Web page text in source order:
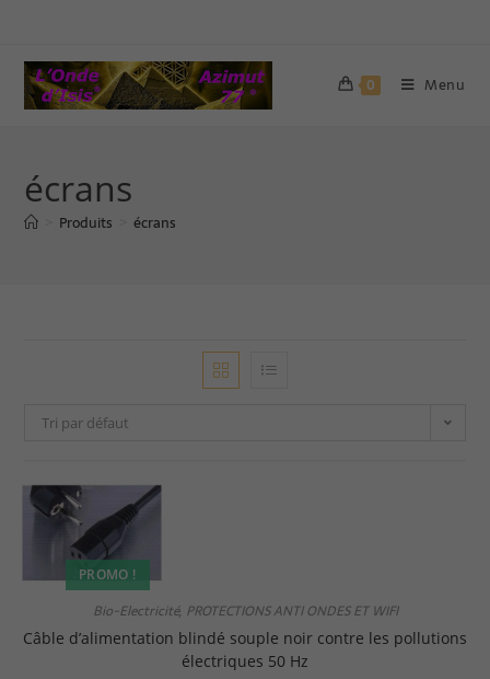
0 Menu
écrans
Produits écrans
Tri par défaut
PROMO !
Bio-Electricité, PROTECTIONS ANTI ONDES ET WIFI
Câble d’alimentation blindé souple noir contre les pollutions
électriques 50 Hz